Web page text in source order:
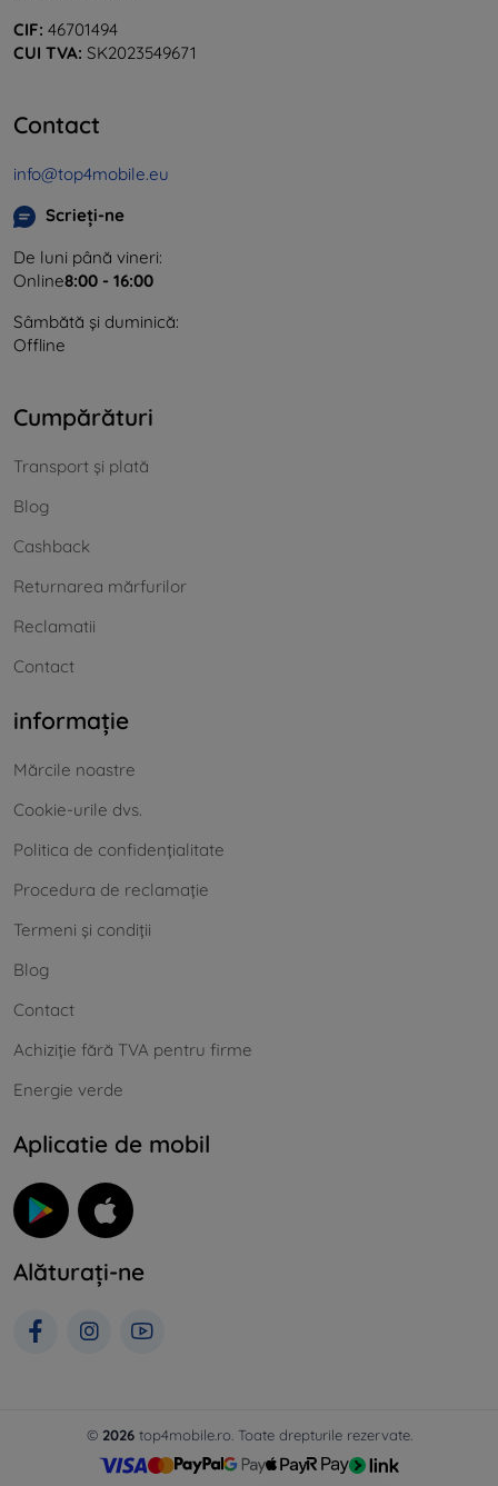
CIF: 46701494
CUI TVA: SK2023549671
Contact
info@top4mobile.eu
Scrieți-ne
De luni până vineri:
Online8:00 - 16:00
Sâmbătă și duminică:
Offline
Cumpărături
Transport și plată
Blog
Cashback
Returnarea mărfurilor
Reclamatii
Contact
informație
Mărcile noastre
Cookie-urile dvs.
Politica de confidențialitate
Procedura de reclamație
Termeni și condiții
Blog
Contact
Achiziție fără TVA pentru firme
Energie verde
Aplicatie de mobil
Alăturați-ne
© 2026top4mobile.ro. Toate drepturile rezervate.